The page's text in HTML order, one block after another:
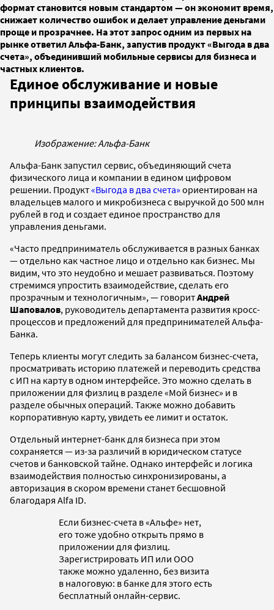
формат становится новым стандартом — он экономит время,
снижает количество ошибок и делает управление деньгами
проще и прозрачнее. На этот запрос одним из первых на
рынке ответил Альфа-Банк, запустив продукт «Выгода в два
счета», объединивший мобильные сервисы для бизнеса и
частных клиентов.
Единое обслуживание и новые
принципы взаимодействия
Изображение: Альфа-Банк
Альфа-Банк запустил сервис, объединяющий счета
физического лица и компании в едином цифровом
решении. Продукт«Выгода в два счета» ориентирован на
владельцев малого и микробизнеса с выручкой до 500 млн
рублей в год и создает единое пространство для
управления деньгами.
«Часто предприниматель обслуживается в разных банках
— отдельно как частное лицо и отдельно как бизнес. Мы
видим, что это неудобно и мешает развиваться. Поэтому
стремимся упростить взаимодействие, сделать его
прозрачным и технологичным», — говоритАндрей
Шаповалов, руководитель департамента развития кросс-
процессов и предложений для предпринимателей Альфа-
Банка.
Теперь клиенты могут следить за балансом бизнес-счета,
просматривать историю платежей и переводить средства
с ИП на карту в одном интерфейсе. Это можно сделать в
приложении для физлиц в разделе «Мой бизнес» и в
разделе обычных операций. Также можно добавить
корпоративную карту, увидеть ее лимит и остаток.
Отдельный интернет-банк для бизнеса при этом
сохраняется — из-за различий в юридическом статусе
счетов и банковской тайне. Однако интерфейс и логика
взаимодействия полностью синхронизированы, а
авторизация в скором времени станет бесшовной
благодаря Alfa ID.
Если бизнес-счета в «Альфе» нет,
его тоже удобно открыть прямо в
приложении для физлиц.
Зарегистрировать ИП или ООО
также можно удаленно, без визита
в налоговую: в банке для этого есть
бесплатный онлайн-сервис.